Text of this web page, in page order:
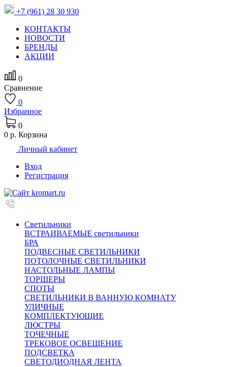
+7 (961) 28 30 930
КОНТАКТЫ
НОВОСТИ
БРЕНДЫ
АКЦИИ
0
Сравнение
0
Избранное
0
0 р. Корзина
Личный кабинет
Вход
Регистрация
Светильники
ВСТРАИВАЕМЫЕ светильники
БРА
ПОДВЕСНЫЕ СВЕТИЛЬНИКИ
ПОТОЛОЧНЫЕ СВЕТИЛЬНИКИ
НАСТОЛЬНЫЕ ЛАМПЫ
ТОРШЕРЫ
СПОТЫ
СВЕТИЛЬНИКИ В ВАННУЮ КОМНАТУ
УЛИЧНЫЕ
КОМПЛЕКТУЮЩИЕ
ЛЮСТРЫ
ТОЧЕЧНЫЕ
ТРЕКОВОЕ ОСВЕЩЕНИЕ
ПОДСВЕТКА
СВЕТОДИОДНАЯ ЛЕНТА